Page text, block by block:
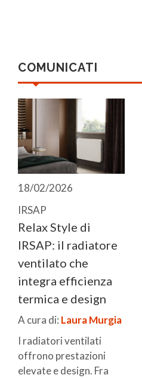
COMUNICATI
18/02/2026
IRSAP
Relax Style di
IRSAP: il radiatore
ventilato che
integra efficienza
termica e design
A cura di: Laura Murgia
I radiatori ventilati
offrono prestazioni
elevate e design. Fra